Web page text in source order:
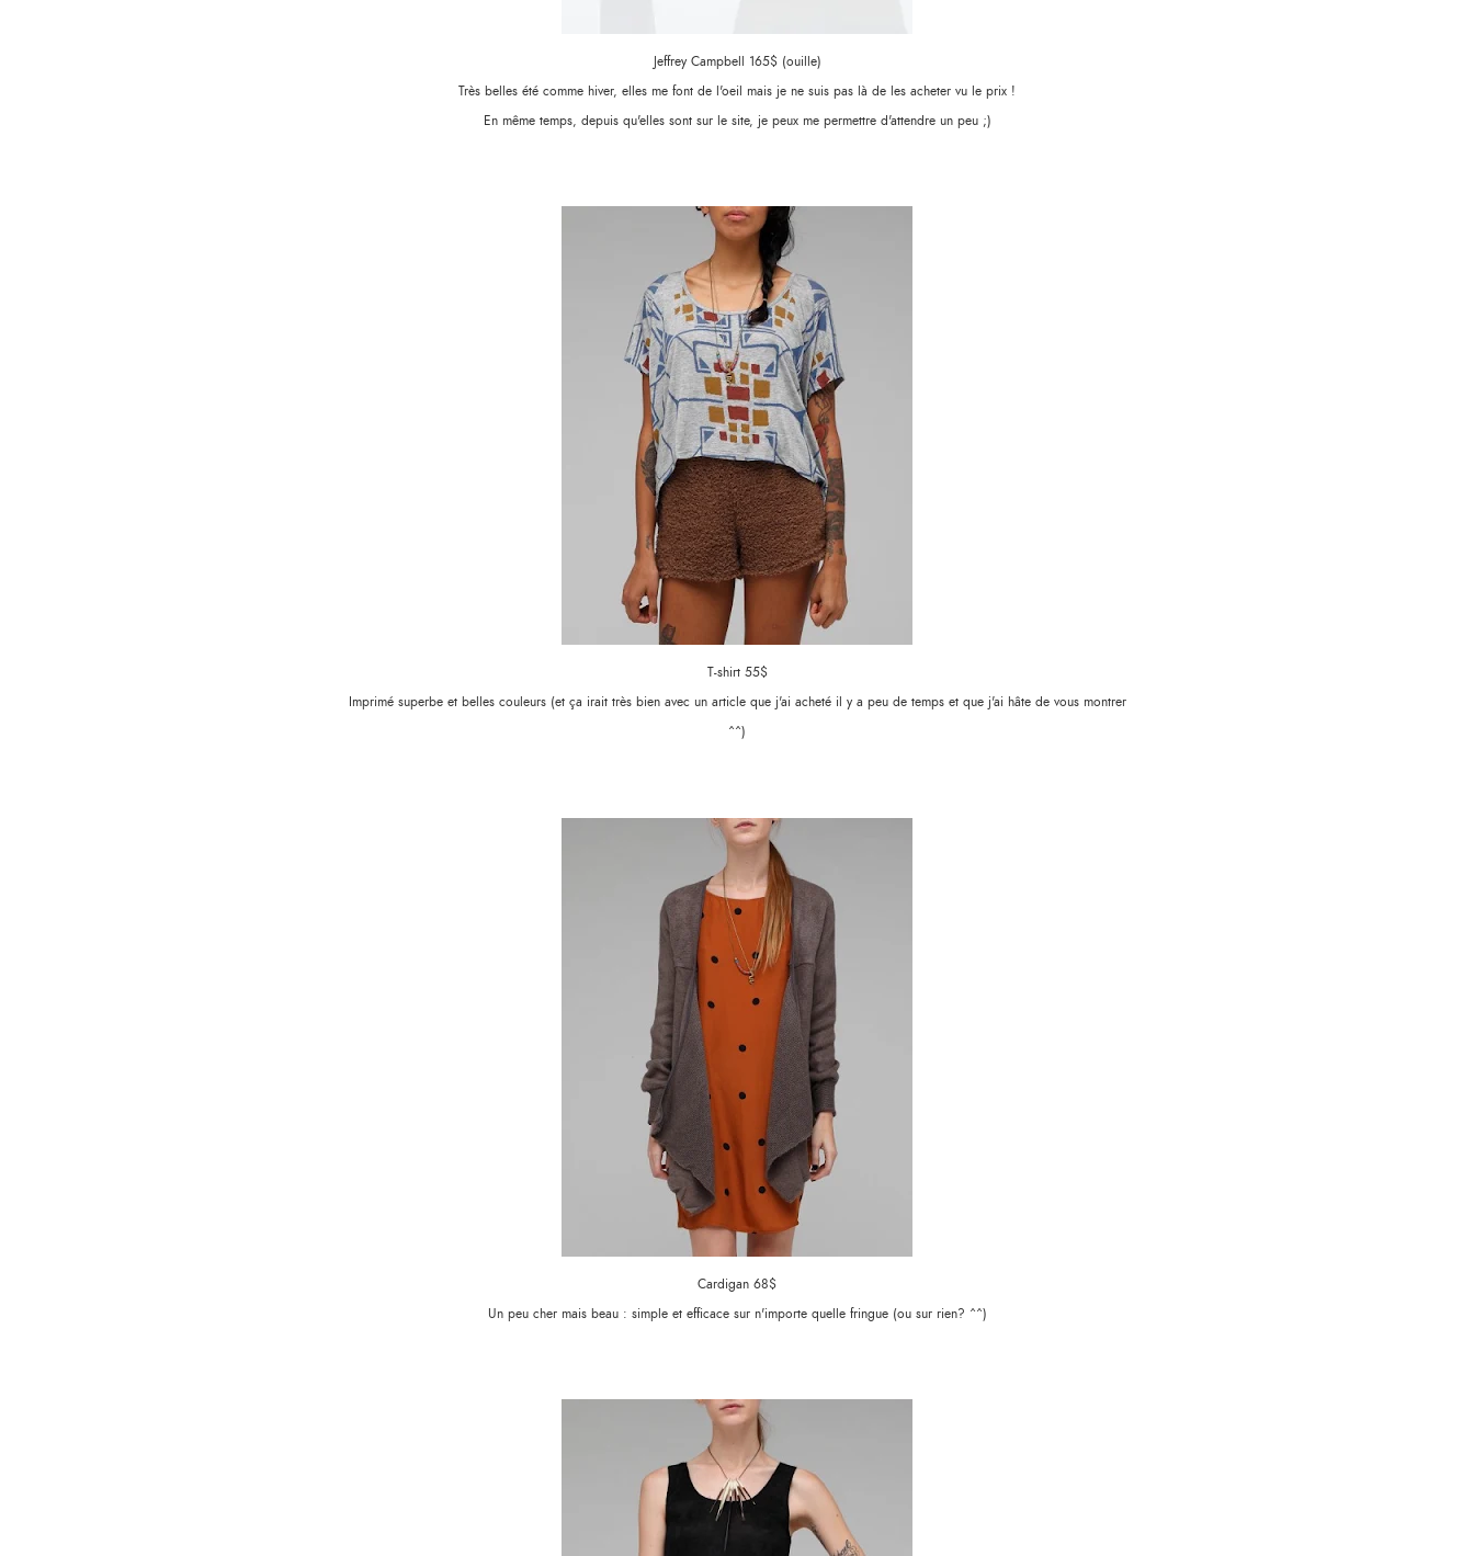
Jeffrey Campbell 165$ (ouille)
Très belles été comme hiver, elles me font de l'oeil mais je ne suis pas là de les acheter vu le prix !
En même temps, depuis qu'elles sont sur le site, je peux me permettre d'attendre un peu ;)
T-shirt 55$
Imprimé superbe et belles couleurs (et ça irait très bien avec un article que j'ai acheté il y a peu de temps et que j'ai hâte de vous montrer
^^)
Cardigan 68$
Un peu cher mais beau : simple et efficace sur n'importe quelle fringue (ou sur rien? ^^)